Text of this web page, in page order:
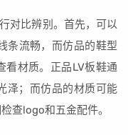
对比辨别。首先，可以
条流畅，而仿品的鞋型
看材质。正品LV板鞋通
泽；而仿品的材质可能
查logo和五金配件。